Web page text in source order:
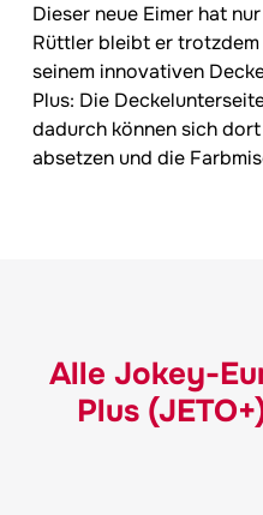
Dieser neue Eimer hat
Rüttler bleibt er
seinem innovativen
Plus: Die
dadurch können sich
absetzen und die
Alle Jokey-
Plus